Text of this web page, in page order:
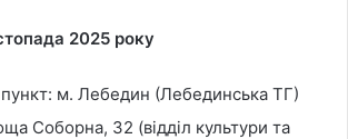
2025 року
м. Лебедин (Лебединська ТГ)
Соборна, 32 (відділ культури та